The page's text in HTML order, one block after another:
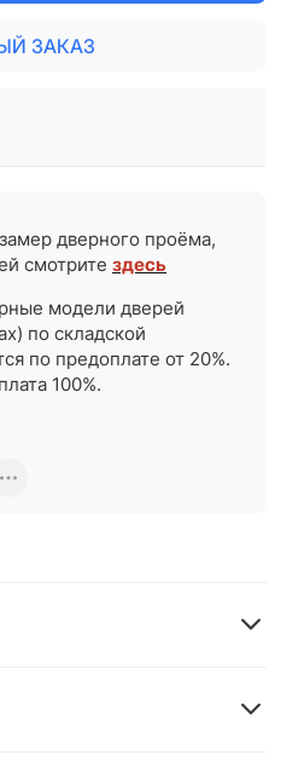
ЗАКАЗ
замер дверного проёма,
смотритездесь
модели дверей
по складской
по предоплате от 20%.
100%.